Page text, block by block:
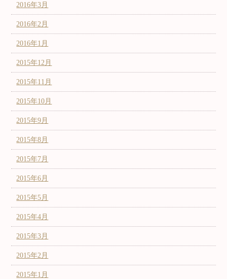
2016年3月
2016年2月
2016年1月
2015年12月
2015年11月
2015年10月
2015年9月
2015年8月
2015年7月
2015年6月
2015年5月
2015年4月
2015年3月
2015年2月
2015年1月